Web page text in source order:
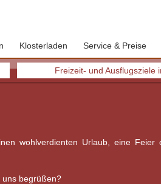
Klosterladen Service & Preise
Freizeit- und Ausflugsziele
uns begrüßen?